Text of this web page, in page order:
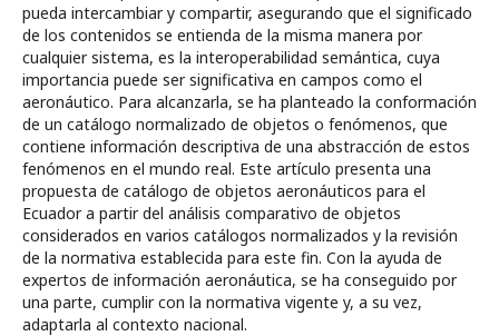
pueda intercambiar y compartir, asegurando que el significado
de los contenidos se entienda de la misma manera por
cualquier sistema, es la interoperabilidad semántica, cuya
importancia puede ser significativa en campos como el
aeronáutico. Para alcanzarla, se ha planteado la conformación
de un catálogo normalizado de objetos o fenómenos, que
contiene información descriptiva de una abstracción de estos
fenómenos en el mundo real. Este artículo presenta una
propuesta de catálogo de objetos aeronáuticos para el
Ecuador a partir del análisis comparativo de objetos
considerados en varios catálogos normalizados y la revisión
de la normativa establecida para este fin. Con la ayuda de
expertos de información aeronáutica, se ha conseguido por
una parte, cumplir con la normativa vigente y, a su vez,
adaptarla al contexto nacional.